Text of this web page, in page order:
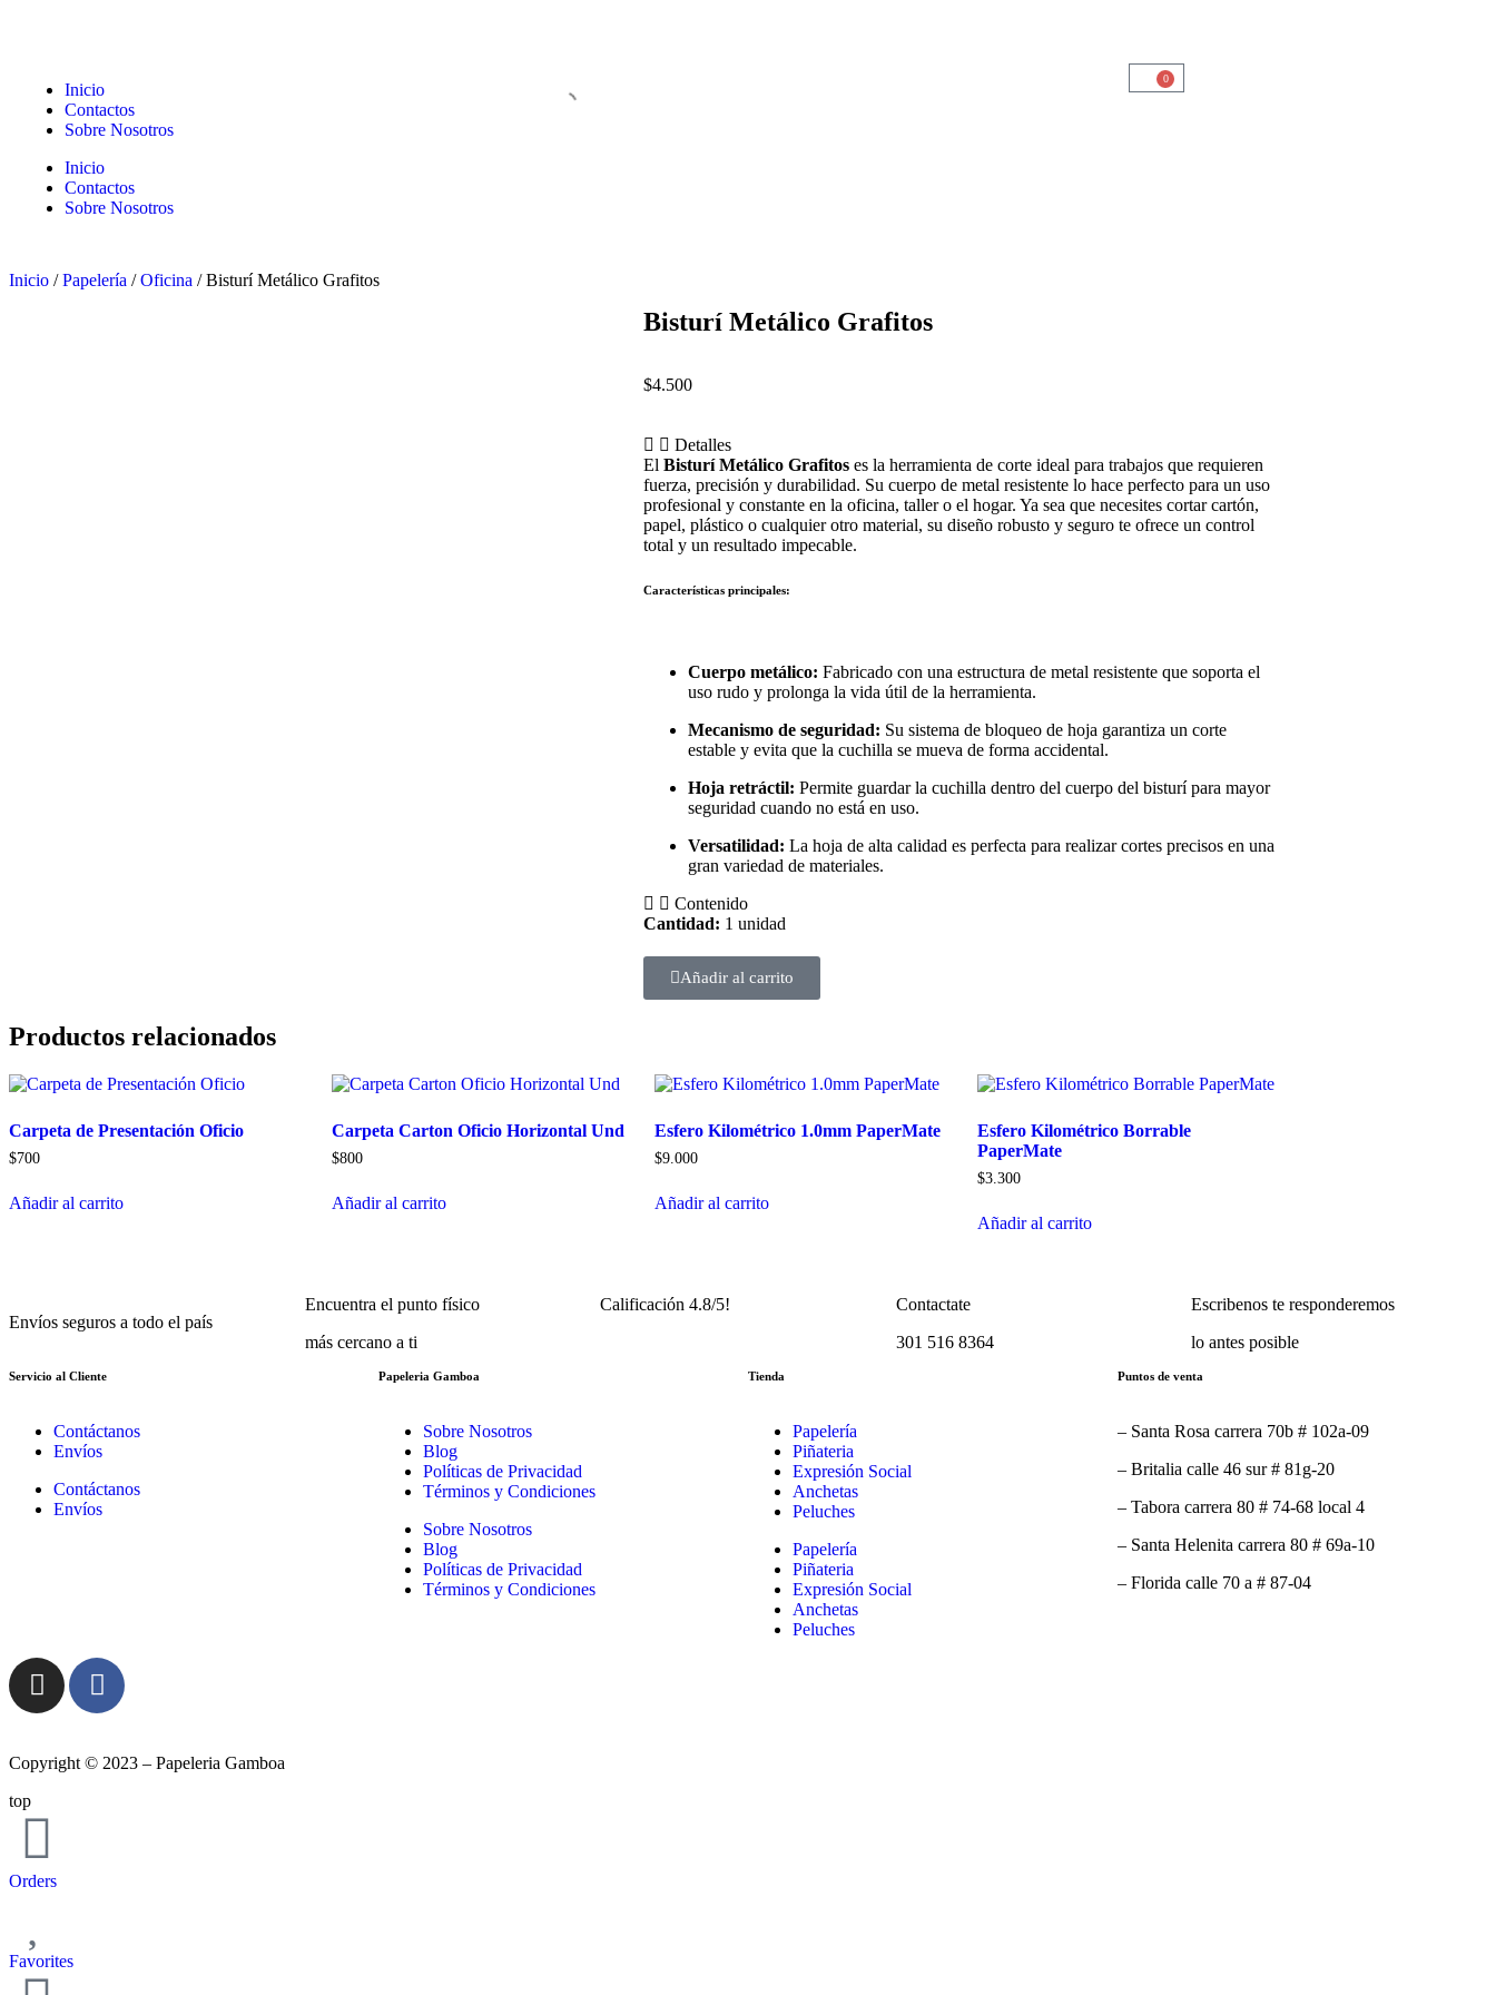
Inicio
Contactos
Sobre Nosotros
Inicio
Contactos
Sobre Nosotros
0
Inicio /Papelería /Oficina / Bisturí Metálico Grafitos
Bisturí Metálico Grafitos
$4.500
Detalles
El Bisturí Metálico Grafitos es la herramienta de corte ideal para trabajos que requieren
fuerza, precisión y durabilidad. Su cuerpo de metal resistente lo hace perfecto para un uso
profesional y constante en la oficina, taller o el hogar. Ya sea que necesites cortar cartón,
papel, plástico o cualquier otro material, su diseño robusto y seguro te ofrece un control
total y un resultado impecable.
Características principales:
Cuerpo metálico: Fabricado con una estructura de metal resistente que soporta el
uso rudo y prolonga la vida útil de la herramienta.
Mecanismo de seguridad: Su sistema de bloqueo de hoja garantiza un corte
estable y evita que la cuchilla se mueva de forma accidental.
Hoja retráctil: Permite guardar la cuchilla dentro del cuerpo del bisturí para mayor
seguridad cuando no está en uso.
Versatilidad: La hoja de alta calidad es perfecta para realizar cortes precisos en una
gran variedad de materiales.
Contenido
Cantidad: 1 unidad
Añadir al carrito
Productos relacionados
Carpeta de Presentación Oficio
$700
Añadir al carrito
Carpeta Carton Oficio Horizontal Und
$800
Añadir al carrito
Esfero Kilométrico 1.0mm PaperMate
$9.000
Añadir al carrito
Esfero Kilométrico Borrable
PaperMate
$3.300
Añadir al carrito
Envíos seguros a todo el país
Encuentra el punto físico
más cercano a ti
Calificación 4.8/5!
Contactate
301 516 8364
Escribenos te responderemos
lo antes posible
Servicio al Cliente
Contáctanos
Envíos
Contáctanos
Envíos
Papeleria Gamboa
Sobre Nosotros
Blog
Políticas de Privacidad
Términos y Condiciones
Sobre Nosotros
Blog
Políticas de Privacidad
Términos y Condiciones
Tienda
Papelería
Piñateria
Expresión Social
Anchetas
Peluches
Papelería
Piñateria
Expresión Social
Anchetas
Peluches
Puntos de venta
– Santa Rosa carrera 70b # 102a-09
– Britalia calle 46 sur # 81g-20
– Tabora carrera 80 # 74-68 local 4
– Santa Helenita carrera 80 # 69a-10
– Florida calle 70 a # 87-04
Copyright © 2023 – Papeleria Gamboa
top
Orders
Favorites